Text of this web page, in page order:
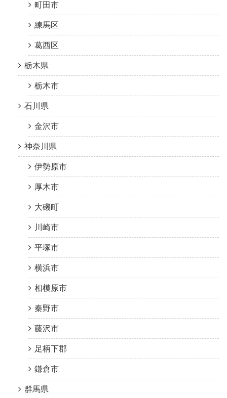
町田市
練馬区
葛西区
栃木県
栃木市
石川県
金沢市
神奈川県
伊勢原市
厚木市
大磯町
川崎市
平塚市
横浜市
相模原市
秦野市
藤沢市
足柄下郡
鎌倉市
群馬県